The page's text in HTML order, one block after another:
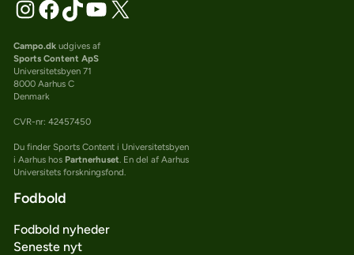
Campo.dkudgives af
Sports Content ApS
Universitetsbyen 71
8000 Aarhus C
Denmark
CVR-nr: 42457450
Du finder Sports Content i Universitetsbyen
i Aarhus hos Partnerhuset. En del af Aarhus
Universitets forskningsfond.
Fodbold
Fodbold nyheder
Seneste nyt